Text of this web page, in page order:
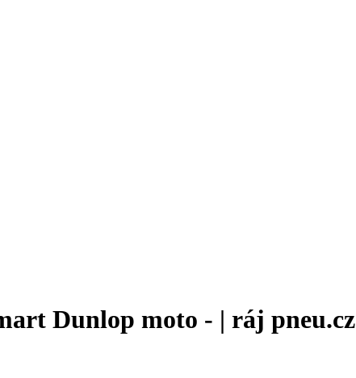
Dunlop moto - | ráj pneu.cz